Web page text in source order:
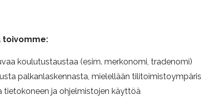
toivomme:
koulutustaustaa (esim. merkonomi, tradenomi)
palkanlaskennasta, mielellään
tietokoneen ja ohjelmistojen käyttöä